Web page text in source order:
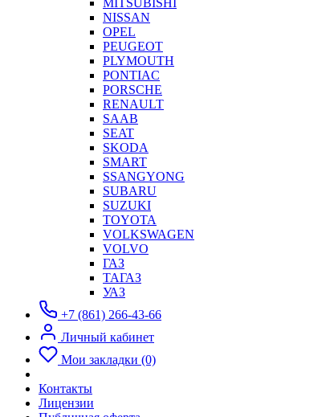
MITSUBISHI
NISSAN
OPEL
PEUGEOT
PLYMOUTH
PONTIAC
PORSCHE
RENAULT
SAAB
SEAT
SKODA
SMART
SSANGYONG
SUBARU
SUZUKI
TOYOTA
VOLKSWAGEN
VOLVO
ГАЗ
ТАГАЗ
УАЗ
+7 (861) 266-43-66
Личный кабинет
Мои закладки (0)
Контакты
Лицензии